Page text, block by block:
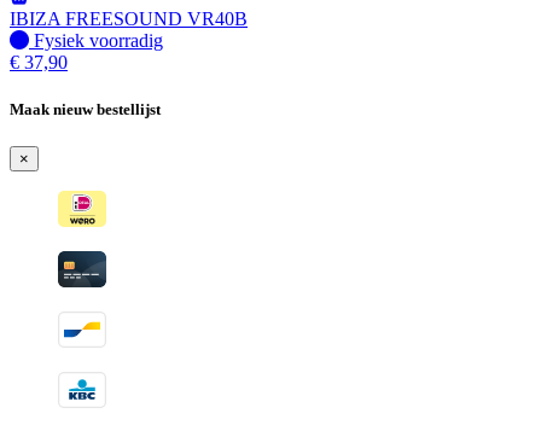
IBIZA FREESOUND VR40B
Fysiek voorradig
Fysiek voorradig
€ 37,90
Maak nieuw bestellijst
×